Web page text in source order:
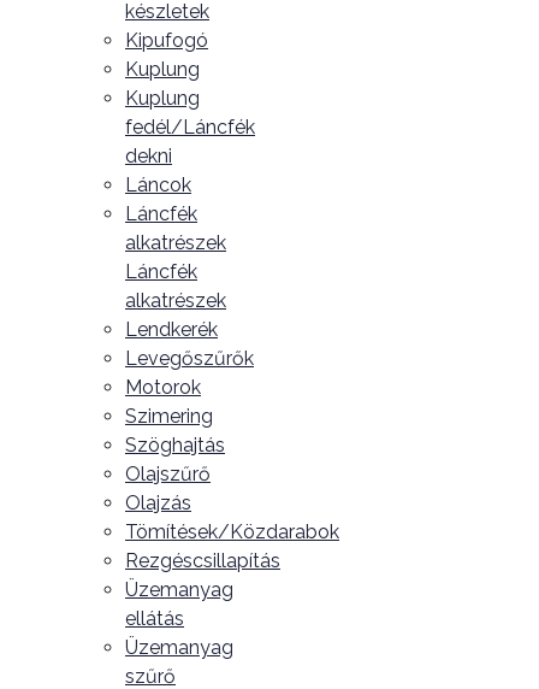
készletek
Kipufogó
Kuplung
Kuplung
fedél/Láncfék
dekni
Láncok
Láncfék
alkatrészek
Láncfék
alkatrészek
Lendkerék
Levegőszűrők
Motorok
Szimering
Szöghajtás
Olajszűrő
Olajzás
Tömítések/Közdarabok
Rezgéscsillapítás
Üzemanyag
ellátás
Üzemanyag
szűrő